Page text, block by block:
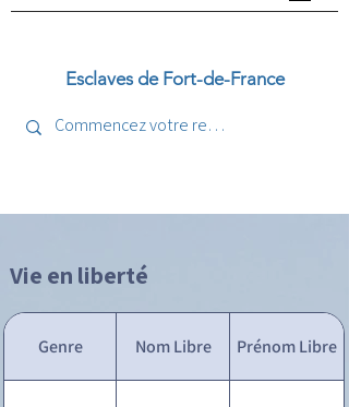
Esclaves de Fort-de-France
Vie en liberté
Genre Nom Libre Prénom Libre